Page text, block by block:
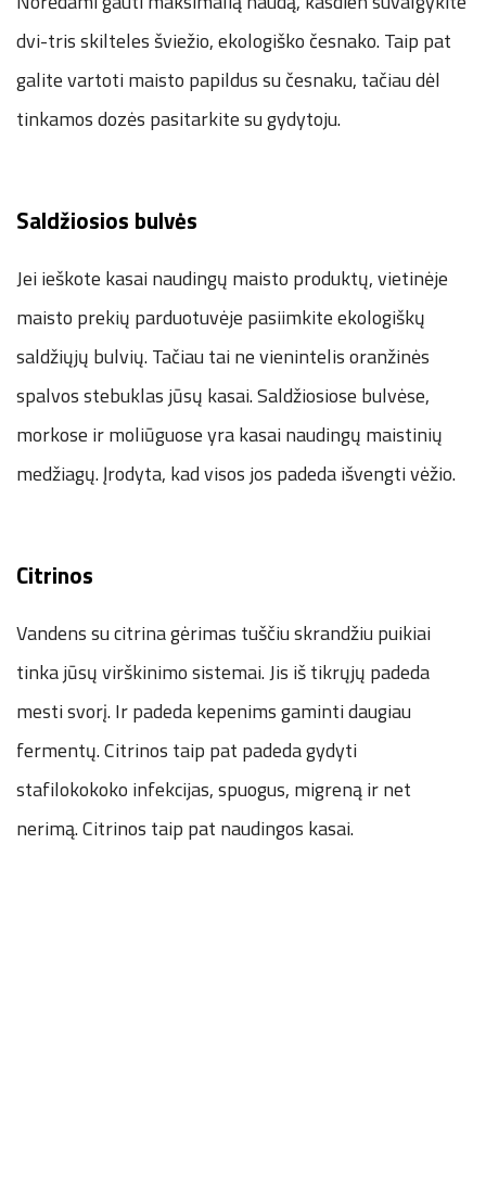
dvi-tris skilteles šviežio, ekologiško česnako. Taip pat
galite vartoti maisto papildus su česnaku, tačiau dėl
tinkamos dozės pasitarkite su gydytoju.
Saldžiosios bulvės
Jei ieškote kasai naudingų maisto produktų, vietinėje
maisto prekių parduotuvėje pasiimkite ekologiškų
saldžiųjų bulvių. Tačiau tai ne vienintelis oranžinės
spalvos stebuklas jūsų kasai. Saldžiosiose bulvėse,
morkose ir moliūguose yra kasai naudingų maistinių
medžiagų. Įrodyta, kad visos jos padeda išvengti vėžio.
Citrinos
Vandens su citrina gėrimas tuščiu skrandžiu puikiai
tinka jūsų virškinimo sistemai. Jis iš tikrųjų padeda
mesti svorį. Ir padeda kepenims gaminti daugiau
fermentų. Citrinos taip pat padeda gydyti
stafilokokoko infekcijas, spuogus, migreną ir net
nerimą. Citrinos taip pat naudingos kasai.